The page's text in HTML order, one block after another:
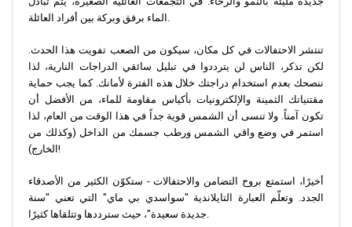
تنتشر الاحتفالات في كل مكان، سيكون من الصعب تفويت هذا الحدث.
لكن تذكر، الناس لن يترددوا في تبليل سائقي الدراجات النارية، لذا
ننصحك بعدم استخدام دراجتك خلال هذه الفترة لأمانك. كما يجب حماية
مقتنياتك الثمينة والإلكترونيات بأكياس مقاومة للماء، من الأفضل أن
تكون آمناً. ولا تنسى أن الشمس قوية جداً في هذا الوقت من العام، لذا
استمر في وضع واقي الشمس ورطب جسمك من الداخل (وكذلك من
الخارج)!
أخيرًا، استمتع بروح التضامن والاحتفالات - ستكوّن الكثير من الأصدقاء
الجدد. وتعلّم العبارة التايلاندية "سواسدي بي ماي" التي تعني "سنة